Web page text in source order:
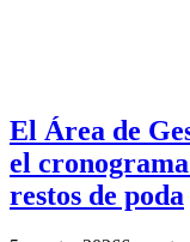
El Área de
el
restos de poda